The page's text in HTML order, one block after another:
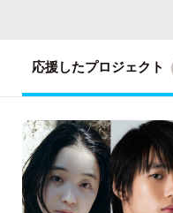
応援したプロジェクト